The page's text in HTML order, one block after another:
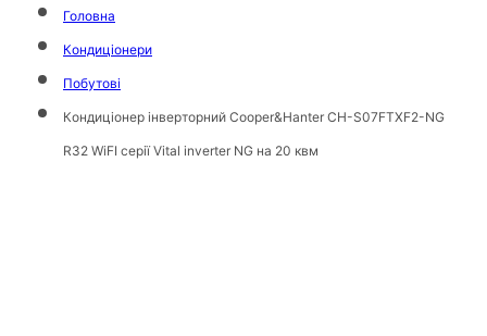
Головна
Кондиціонери
Побутові
Кондиціонер інверторний Cooper&Hanter CH-S07FTXF2-NG
R32 WiFI серії Vital inverter NG на 20 квм